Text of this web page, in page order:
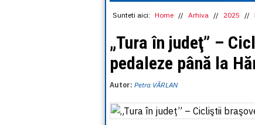
Sunteti aici: Home // Arhiva // 2025 //
„Tura în judeţ” –
pedaleze până la
Autor: Petra VÂRLAN